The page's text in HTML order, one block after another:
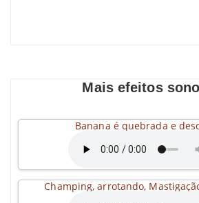
Mais efeitos
Banana é quebrada e
Champing, arrotando,